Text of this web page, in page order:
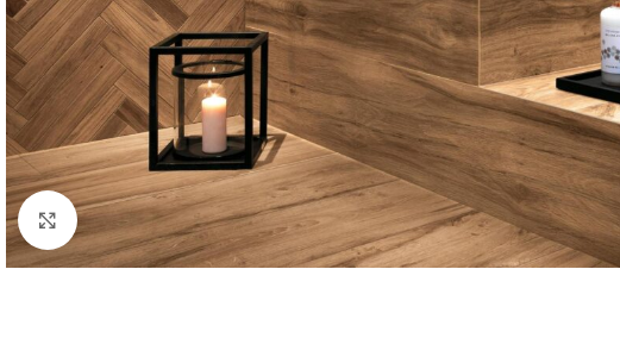
Fă clic pentru a mări